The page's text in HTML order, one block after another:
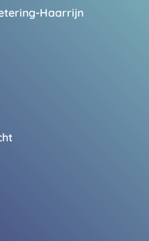
Haarrijn